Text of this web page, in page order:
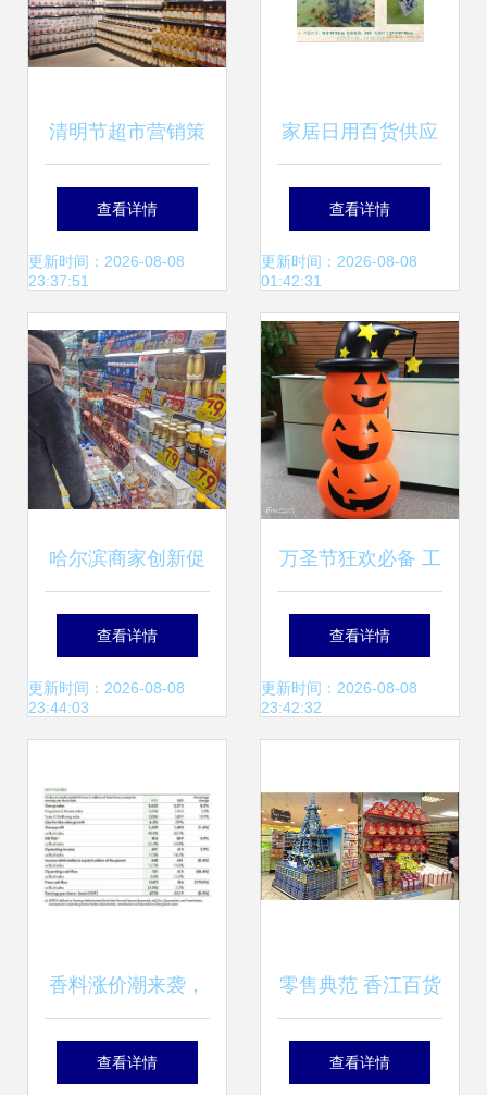
清明节超市营销策
略 聚焦顾客需求，
优化商品组合，提
升水果与日用百货
销售
查看详情
更新时间：2026-08-08
23:37:51
家居日用百货供应
商与批发市场采购
指南 高效销售策略
查看详情
更新时间：2026-08-08
01:42:31
哈尔滨商家创新促
销激发消费活力，
日用百货销售迎热
查看详情
更新时间：2026-08-08
23:44:03
万圣节狂欢必备 工
厂定制南瓜不倒翁
充气摆件，点亮节
查看详情
更新时间：2026-08-08
23:42:32
香料涨价潮来袭，
日化产业链面临新
查看详情
零售典范 香江百货
走红，解码其商品
查看详情